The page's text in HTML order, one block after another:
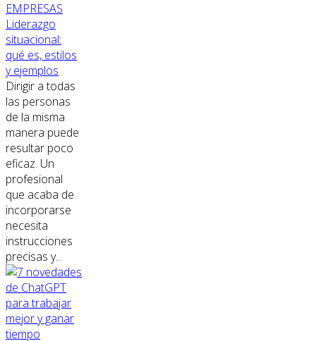
EMPRESAS
Liderazgo
situacional:
qué es, estilos
y ejemplos
Dirigir a todas
las personas
de la misma
manera puede
resultar poco
eficaz. Un
profesional
que acaba de
incorporarse
necesita
instrucciones
precisas y...